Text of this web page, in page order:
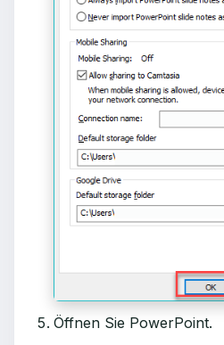
Öffnen Sie PowerPoint.